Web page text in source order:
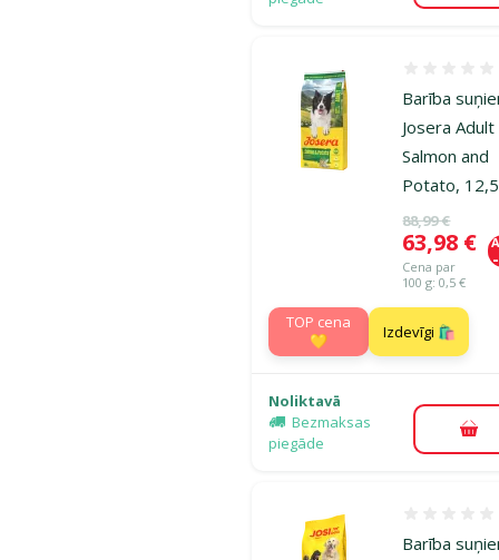
Barība
Josera Adult
Salmon and
Potato,
Oriģinālā
88,99 €
Cena
63,98 €
Cena par
100 g: 0,5 €
TOP cena
💛
Izdevīgi 🛍️
Noliktavā
Bezmaksas
piegāde
Barība